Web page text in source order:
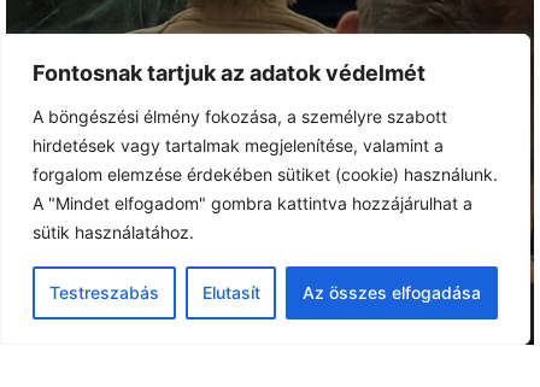
Fontosnak tartjuk az adatok védelmét
A böngészési élmény fokozása, a személyre szabott
hirdetések vagy tartalmak megjelenítése, valamint a
forgalom elemzése érdekében sütiket (cookie) használunk.
A "Mindet elfogadom" gombra kattintva hozzájárulhat a
sütik használatához.
Testreszabás Elutasít Az összes elfogadása